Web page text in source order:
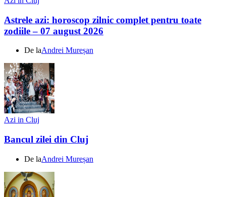
Astrele azi: horoscop zilnic complet pentru toate
zodiile – 07 august 2026
De laAndrei Mureșan
Azi in Cluj
Bancul zilei din Cluj
De laAndrei Mureșan